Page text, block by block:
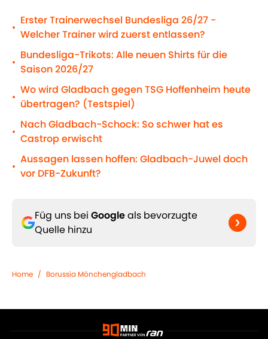
•
Erster Trainerwechsel Bundesliga 26/27 -
Welcher Trainer wird zuerst entlassen?
•
Bundesliga-Trikots: Alle neuen Shirts für die
Saison 2026/27
•
Wo wird Gladbach gegen TSG Hoffenheim heute
übertragen? (Testspiel)
•
Nach Gladbach-Schock: So schwer hat es
Castrop erwischt
•
Aussagen lassen hoffen: Gladbach-Juwel doch
vor DFB-Zukunft?
Füg uns bei Googleals bevorzugte
Quelle hinzu
Home / Borussia Mönchengladbach